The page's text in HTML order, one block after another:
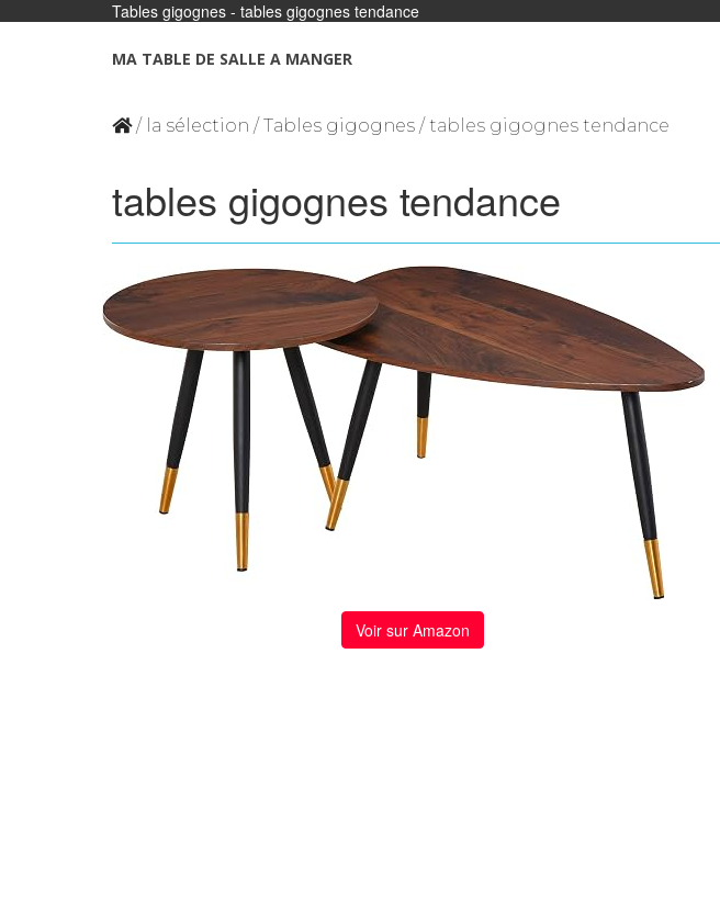
Tables gigognes - tables gigognes tendance
MA TABLE DE SALLE A MANGER
/ la sélection / Tables gigognes / tables gigognes tendance
tables gigognes tendance
Voir sur Amazon
Panneau de gestion des cookies